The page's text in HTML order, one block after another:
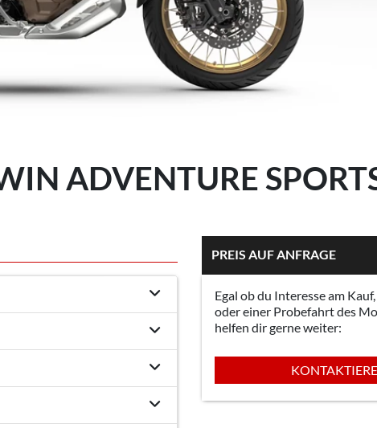
ADVENTURE
PREIS AUF ANFRAGE
Egal ob du Interesse am
oder einer Probefahrt des
helfen dir gerne weiter: